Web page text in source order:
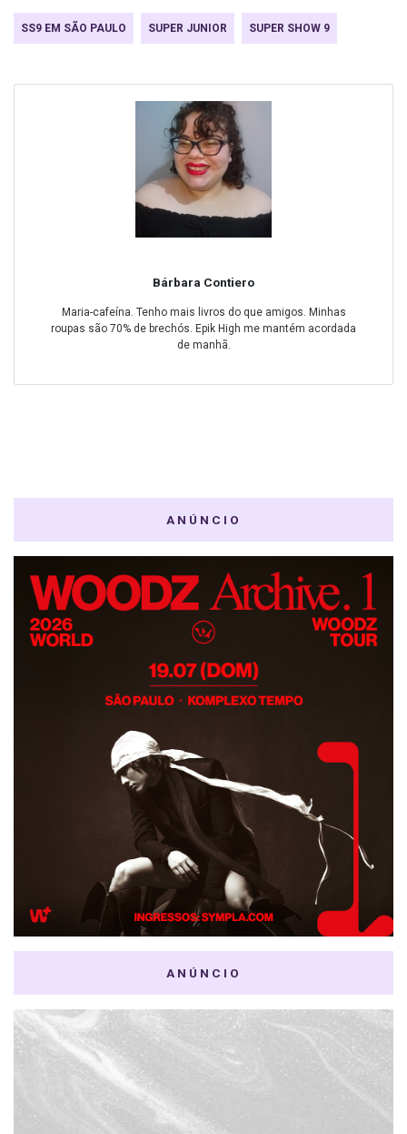
SS9 EM SÃO PAULO SUPER JUNIOR SUPER SHOW 9
Bárbara Contiero
Maria-cafeína. Tenho mais livros do que amigos. Minhas
roupas são 70% de brechós. Epik High me mantém acordada
de manhã.
ANÚNCIO
ANÚNCIO